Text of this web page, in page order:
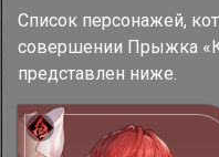
Список персонажей,
совершении Прыжка
представлен ниже.